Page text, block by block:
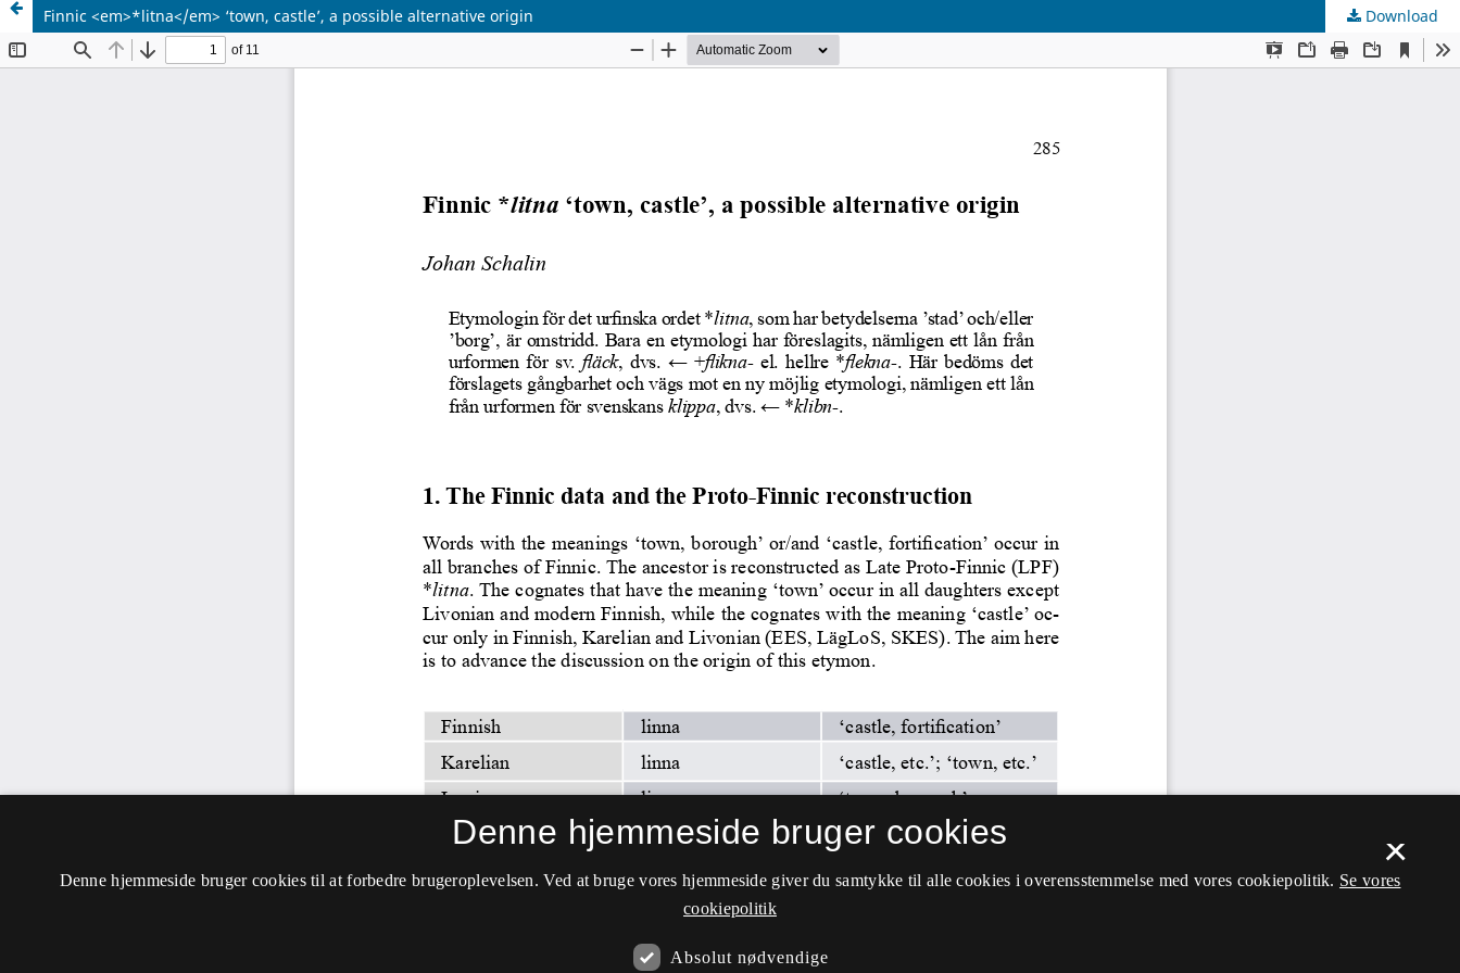
Finnic <em>*litna</em> ‘town, castle’, a possible alternative origin Download
×
Denne hjemmeside bruger cookies
Denne hjemmeside bruger cookies til at forbedre brugeroplevelsen. Ved at bruge vores hjemmeside giver du samtykke til alle cookies i overensstemmelse med vores cookiepolitik. Se vores
cookiepolitik
Absolut nødvendige